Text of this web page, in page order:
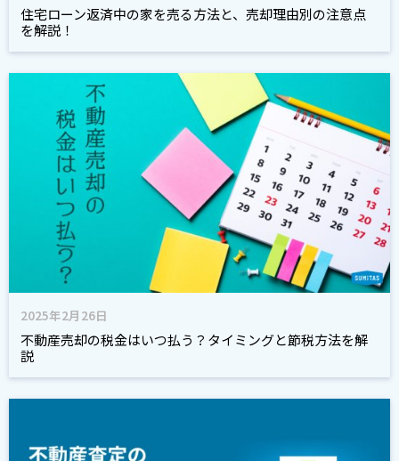
住宅ローン返済中の家を売る方法と、売却理由別の注意点
を解説！
2025年2月26日
不動産売却の税金はいつ払う？タイミングと節税方法を解
説